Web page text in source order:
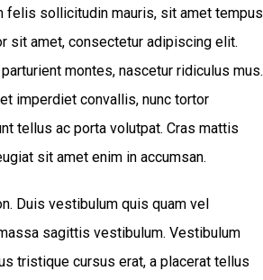
felis sollicitudin mauris, sit amet tempus
sit amet, consectetur adipiscing elit.
montes, nascetur ridiculus mus.
imperdiet convallis, nunc tortor
tellus ac porta volutpat. Cras mattis
sit amet enim in accumsan.
Duis vestibulum quis quam vel
sagittis vestibulum. Vestibulum
tristique cursus erat, a placerat tellus